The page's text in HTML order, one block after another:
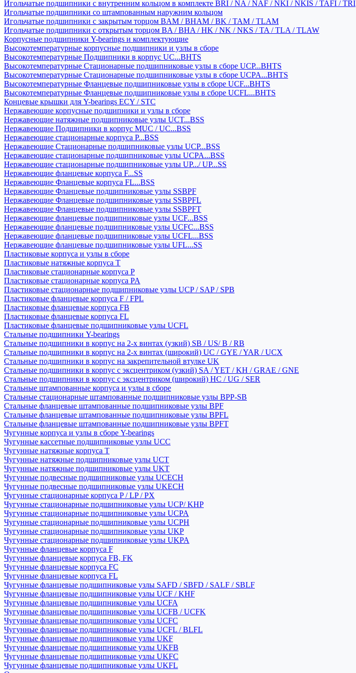
Игольчатые подшипники с внутренним кольцом в комплекте BRI / NA / NAF / NKI / NKIS / TAFI / TRI
Игольчатые подшипники со штампованным наружним кольцом
Игольчатые подшипники с закрытым торцом BAM / BHAM / BK / TAM / TLAM
Игольчатые подшипники с открытым торцом BA / BHA / HK / NK / NKS / TA / TLA / TLAW
Корпусные подшипники Y-bearings и комплектующие
Высокотемпературные корпусные подшипники и узлы в сборе
Высокотемпературные Подшипники в корпус UC...BHTS
Высокотемпературные Стационарные подшипниковые узлы в сборе UCP...BHTS
Высокотемпературные Стационарные подшипниковые узлы в сборе UCPA...BHTS
Высокотемпературные Фланцевые подшипниковые узлы в сборе UCF...BHTS
Высокотемпературные Фланцевые подшипниковые узлы в сборе UCFL...BHTS
Концевые крышки для Y-bearings ECY / STC
Нержавеющие корпусные подшипники и узлы в сборе
Нержавеющие натяжные подшипниковые узлы UCT...BSS
Нержавеющие Подшипники в корпус MUC / UC...BSS
Нержавеющие стационарные корпуса P...BSS
Нержавеющие Стационарные подшипниковые узлы UCP...BSS
Нержавеющие стационарные подшипниковые узлы UCPA...BSS
Нержавеющие стационарные подшипниковые узлы UP.../ UP...SS
Нержавеющие фланцевые корпуса F...SS
Нержавеющие Фланцевые корпуса FL...BSS
Нержавеющие Фланцевые подшипниковые узлы SSBPF
Нержавеющие Фланцевые подшипниковые узлы SSBPFL
Нержавеющие Фланцевые подшипниковые узлы SSBPFT
Нержавеющие фланцевые подшипниковые узлы UCF...BSS
Нержавеющие фланцевые подшипниковые узлы UCFC...BSS
Нержавеющие фланцевые подшипниковые узлы UCFL...BSS
Нержавеющие фланцевые подшипниковые узлы UFL...SS
Пластиковые корпуса и узлы в сборе
Пластиковые натяжные корпуса T
Пластиковые стационарные корпуса P
Пластиковые стационарные корпуса PA
Пластиковые стационарные подшипниковые узлы UCP / SAP / SPB
Пластиковые фланцевые корпуса F / FPL
Пластиковые фланцевые корпуса FB
Пластиковые фланцевые корпуса FL
Пластиковые фланцевые подшипниковые узлы UCFL
Стальные подшипники Y-bearings
Стальные подшипники в корпус на 2-х винтах (узкий) SB / US/ B / RB
Стальные подшипники в корпус на 2-х винтах (широкий) UC / GYE / YAR / UCX
Стальные подшипники в корпус на закрепительной втулке UK
Стальные подшипники в корпус с эксцентриком (узкий) SA / YET / KH / GRAE / GNE
Стальные подшипники в корпус с эксцентриком (широкий) HC / UG / SER
Стальные штампованные корпуса и узлы в сборе
Стальные стационарные штампованные подшипниковые узлы BPP-SB
Стальные фланцевые штампованные подшипниковые узлы BPF
Стальные фланцевые штампованные подшипниковые узлы BPFL
Стальные фланцевые штампованные подшипниковые узлы BPFT
Чугунные корпуса и узлы в сборе Y-bearings
Чугунные кассетные подшипниковые узлы UCC
Чугунные натяжные корпуса T
Чугунные натяжные подшипниковые узлы UCT
Чугунные натяжные подшипниковые узлы UKT
Чугунные подвесные подшипниковые узлы UCECH
Чугунные подвесные подшипниковые узлы UKECH
Чугунные стационарные корпуса P / LP / PX
Чугунные стационарные подшипниковые узлы UCP/ KHP
Чугунные стационарные подшипниковые узлы UCPA
Чугунные стационарные подшипниковые узлы UCPH
Чугунные стационарные подшипниковые узлы UKP
Чугунные стационарные подшипниковые узлы UKPA
Чугунные фланцевые корпуса F
Чугунные фланцевые корпуса FB, FK
Чугунные фланцевые корпуса FC
Чугунные фланцевые корпуса FL
Чугунные фланцевые подшипниковые узлы SAFD / SBFD / SALF / SBLF
Чугунные фланцевые подшипниковые узлы UCF / KHF
Чугунные фланцевые подшипниковые узлы UCFA
Чугунные фланцевые подшипниковые узлы UCFB / UCFK
Чугунные фланцевые подшипниковые узлы UCFC
Чугунные фланцевые подшипниковые узлы UCFL / BLFL
Чугунные фланцевые подшипниковые узлы UKF
Чугунные фланцевые подшипниковые узлы UKFB
Чугунные фланцевые подшипниковые узлы UKFC
Чугунные фланцевые подшипниковые узлы UKFL